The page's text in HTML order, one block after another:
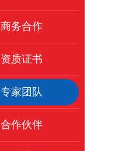
商务合作
资质证书
专家团队
合作伙伴